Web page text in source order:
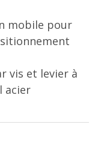
mobile pour
vis et levier à
acier